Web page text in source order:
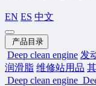
EN ES 中文
产品目录
Deep clean engine 发
润滑脂 维修站用品
Deep clean engine